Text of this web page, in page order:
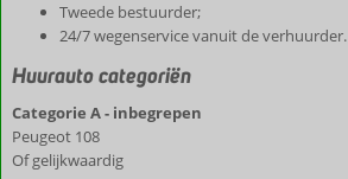
Tweede bestuurder;
24/7 wegenservice vanuit de verhuurder.
Huurauto categoriën
Categorie A - inbegrepen
Peugeot 108
Of gelijkwaardig